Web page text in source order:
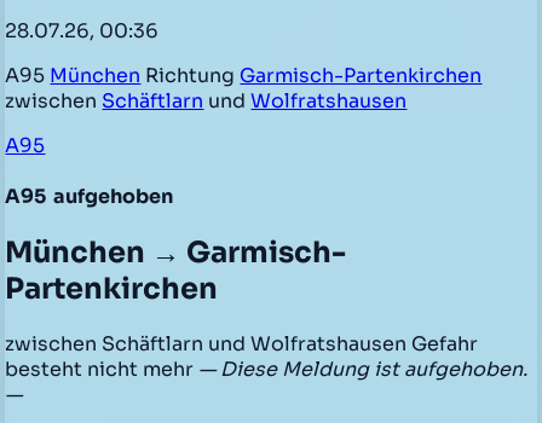
28.07.26, 00:36
A95 München Richtung Garmisch-Partenkirchen
zwischen Schäftlarn undWolfratshausen
A95
A95 aufgehoben
München → Garmisch-
Partenkirchen
zwischen Schäftlarn und Wolfratshausen Gefahr
besteht nicht mehr — Diese Meldung ist aufgehoben.
—